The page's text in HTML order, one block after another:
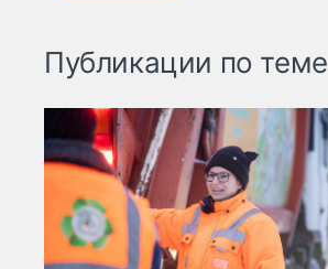
Публикации по теме